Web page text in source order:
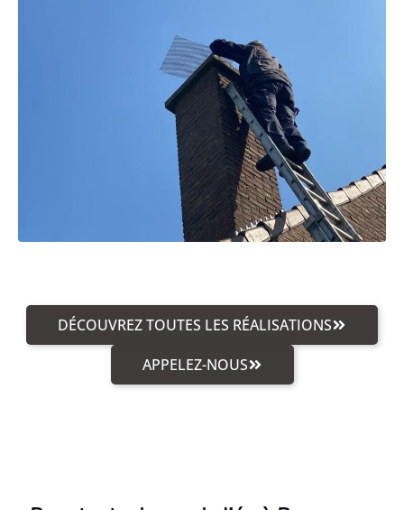
DÉCOUVREZ TOUTES LES RÉALISATIONS
APPELEZ-NOUS